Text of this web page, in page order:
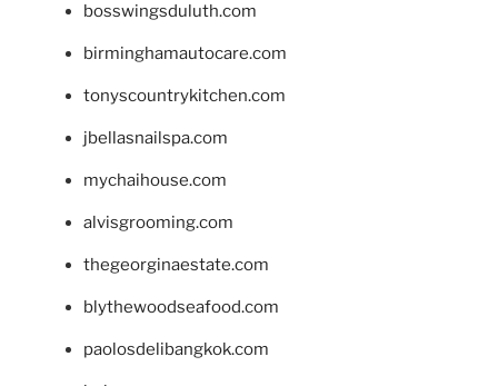
bosswingsduluth.com
birminghamautocare.com
tonyscountrykitchen.com
jbellasnailspa.com
mychaihouse.com
alvisgrooming.com
thegeorginaestate.com
blythewoodseafood.com
paolosdelibangkok.com